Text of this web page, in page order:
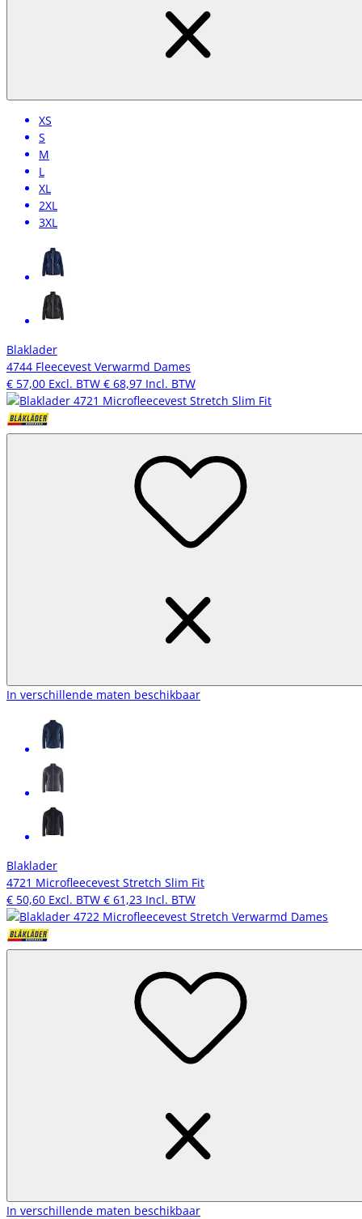
XS
S
M
L
XL
2XL
3XL
Blaklader
4744 Fleecevest Verwarmd Dames
€ 57,00 Excl. BTW € 68,97 Incl. BTW
In verschillende maten beschikbaar
Blaklader
4721 Microfleecevest Stretch Slim Fit
€ 50,60 Excl. BTW € 61,23 Incl. BTW
In verschillende maten beschikbaar